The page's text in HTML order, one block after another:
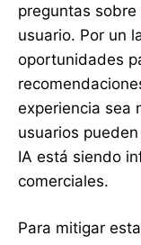
preguntas
usuario. Por un
oportunidades
experiencia sea
usuarios
IA está siendo
comerciales.
Para mitigar